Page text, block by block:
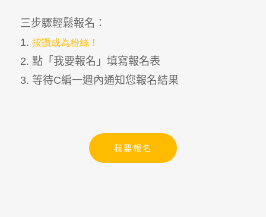
三步驟輕鬆報名：
1. 按讚成為粉絲！
2. 點「我要報名」填寫報名表
3. 等待C編一週內通知您報名結果
我要報名